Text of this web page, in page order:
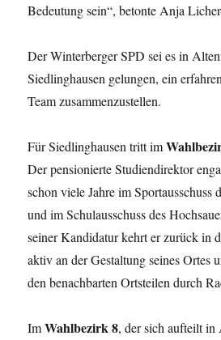
Bedeutung sein“, betonte Anja
Der Winterberger SPD sei es in
Siedlinghausen gelungen, ein
Team zusammenzustellen.
Für Siedlinghausen tritt im
Der pensionierte Studiendirektor
schon viele Jahre im Sportausschuss
und im Schulausschuss des
seiner Kandidatur kehrt er zurück in
aktiv an der Gestaltung seines Ortes
den benachbarten Ortsteilen durch
ImWahlbezirk 8, der sich aufteilt in